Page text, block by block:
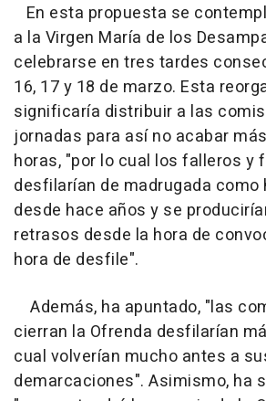
En esta propuesta se
a la Virgen María de los
celebrarse en tres tardes
16, 17 y 18 de marzo. Esta
significaría distribuir a las
jornadas para así no acabar
horas, "por lo cual los falleros y
desfilarían de madrugada como
desde hace años y se
retrasos desde la hora de
hora de desfile".
Además, ha apuntado, "las
cierran la Ofrenda desfilarían
cual volverían mucho antes a
demarcaciones". Asimismo, ha